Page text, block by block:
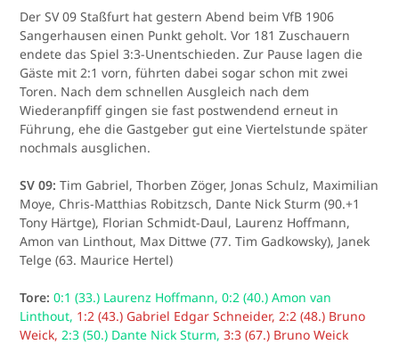
Der SV 09 Staßfurt hat gestern Abend beim VfB 1906
Sangerhausen einen Punkt geholt. Vor 181 Zuschauern
endete das Spiel 3:3-Unentschieden. Zur Pause lagen die
Gäste mit 2:1 vorn, führten dabei sogar schon mit zwei
Toren. Nach dem schnellen Ausgleich nach dem
Wiederanpfiff gingen sie fast postwendend erneut in
Führung, ehe die Gastgeber gut eine Viertelstunde später
nochmals ausglichen.
SV 09:Tim Gabriel, Thorben Zöger, Jonas Schulz, Maximilian
Moye, Chris-Matthias Robitzsch, Dante Nick Sturm (90.+1
Tony Härtge), Florian Schmidt-Daul, Laurenz Hoffmann,
Amon van Linthout, Max Dittwe (77. Tim Gadkowsky), Janek
Telge (63. Maurice Hertel)
Tore:0:1 (33.) Laurenz Hoffmann, 0:2 (40.) Amon van
Linthout, 1:2 (43.) Gabriel Edgar Schneider, 2:2 (48.) Bruno
Weick, 2:3 (50.) Dante Nick Sturm, 3:3 (67.) Bruno Weick